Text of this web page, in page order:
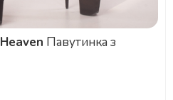
Heaven Павутинка з